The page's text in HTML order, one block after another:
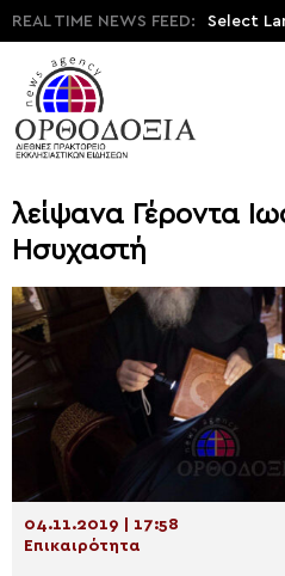
REAL TIME NEWS FEED: Select
λείψανα Γέροντα
Ησυχαστή
04.11.2019 | 17:58
Επικαιρότητα